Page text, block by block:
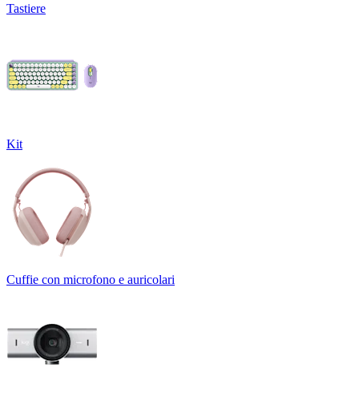
Tastiere
Kit
Cuffie con microfono e auricolari